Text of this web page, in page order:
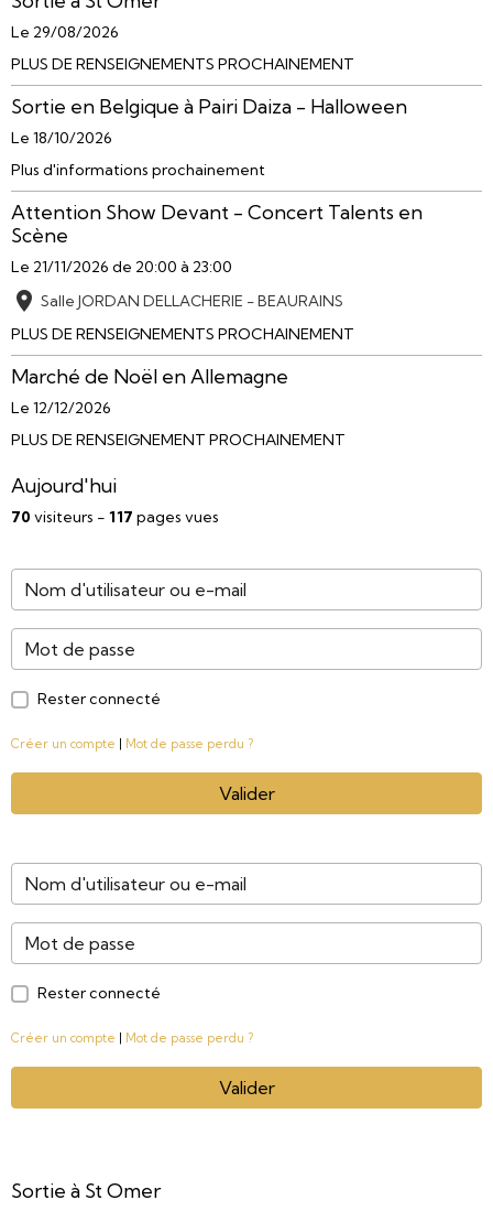
Le 29/08/2026
PLUS DE RENSEIGNEMENTS PROCHAINEMENT
Sortie en Belgique à Pairi Daiza - Halloween
Le 18/10/2026
Plus d'informations prochainement
Attention Show Devant - Concert Talents en
Scène
Le 21/11/2026 de 20:00 à 23:00
Salle JORDAN DELLACHERIE - BEAURAINS
PLUS DE RENSEIGNEMENTS PROCHAINEMENT
Marché de Noël en Allemagne
Le 12/12/2026
PLUS DE RENSEIGNEMENT PROCHAINEMENT
Aujourd'hui
70 visiteurs - 117 pages vues
Rester connecté
Créer un compte Mot de passe perdu ?
Valider
Rester connecté
Créer un compte Mot de passe perdu ?
Valider
Sortie à St Omer